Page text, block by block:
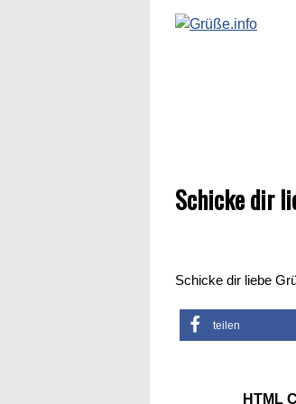
Schicke dir
Schicke dir liebe
teilen
HTML